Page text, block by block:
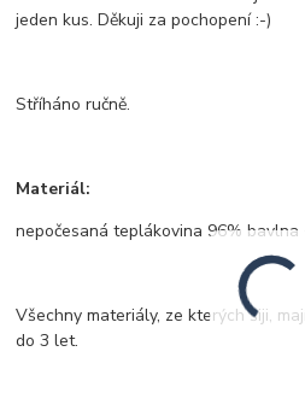
jeden kus. Děkuji za pochopení :-)
Stříháno ručně.
Materiál:
nepočesaná teplákovina 96%
Všechny materiály, ze kterých šiji,
do 3 let.